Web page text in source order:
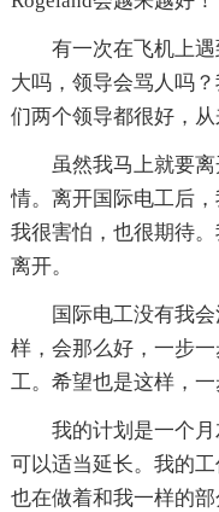
有一次在飞机上
大吗，领导会骂人吗
们两个领导都很好，从
虽然我马上就要
情。离开国际电工后
我很害怕，也很期待
离开。
国际电工没有我
样，会那么好，一步
工。希望也是这样，一
我的计划是一个
可以适当延长。我的
也在做着和我一样的